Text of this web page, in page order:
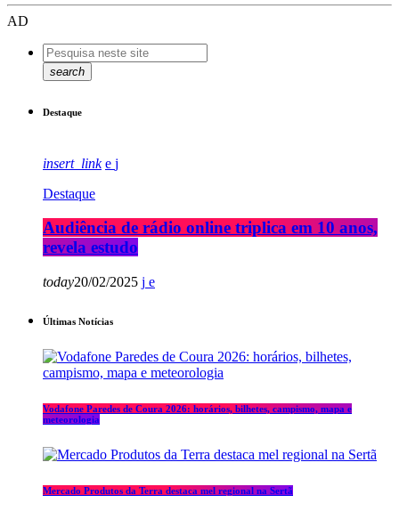
AD
search
Destaque
insert_link
Destaque
Audiência de rádio online triplica em 10 anos,
revela estudo
today20/02/2025
Últimas Notícias
Vodafone Paredes de Coura 2026: horários, bilhetes, campismo, mapa e
meteorologia
Mercado Produtos da Terra destaca mel regional na Sertã